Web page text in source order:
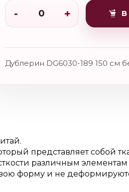
- + В
Дублерин DG6030-189 150 см
представляет собой
различным
форму и не